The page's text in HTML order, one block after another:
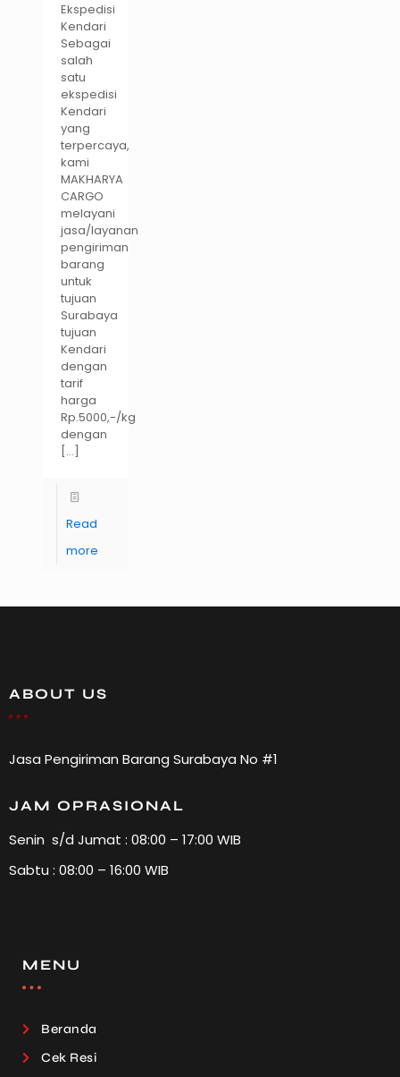
Ekspedisi
Kendari
Sebagai
salah
satu
ekspedisi
Kendari
yang
terpercaya,
kami
MAKHARYA
CARGO
melayani
jasa/layanan
pengiriman
barang
untuk
tujuan
Surabaya
tujuan
Kendari
dengan
tarif
harga
Rp.5000,-/kg
dengan
[…]
Read
more
ABOUT US
Jasa Pengiriman Barang Surabaya No #1
JAM OPRASIONAL
Senin s/d Jumat : 08:00 – 17:00 WIB
Sabtu : 08:00 – 16:00 WIB
MENU
Beranda
Cek Resi